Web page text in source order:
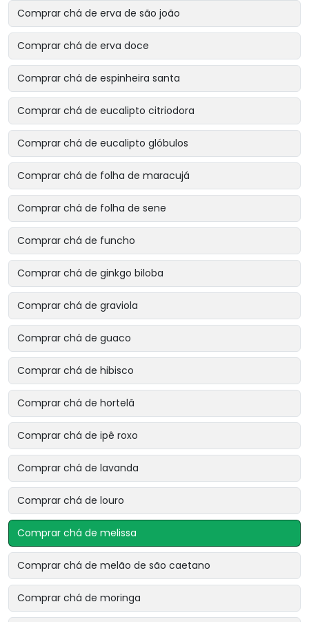
Comprar chá de erva de são joão
Comprar chá de erva doce
Comprar chá de espinheira santa
Comprar chá de eucalipto citriodora
Comprar chá de eucalipto glóbulos
Comprar chá de folha de maracujá
Comprar chá de folha de sene
Comprar chá de funcho
Comprar chá de ginkgo biloba
Comprar chá de graviola
Comprar chá de guaco
Comprar chá de hibisco
Comprar chá de hortelã
Comprar chá de ipê roxo
Comprar chá de lavanda
Comprar chá de louro
Comprar chá de melissa
Comprar chá de melão de são caetano
Comprar chá de moringa